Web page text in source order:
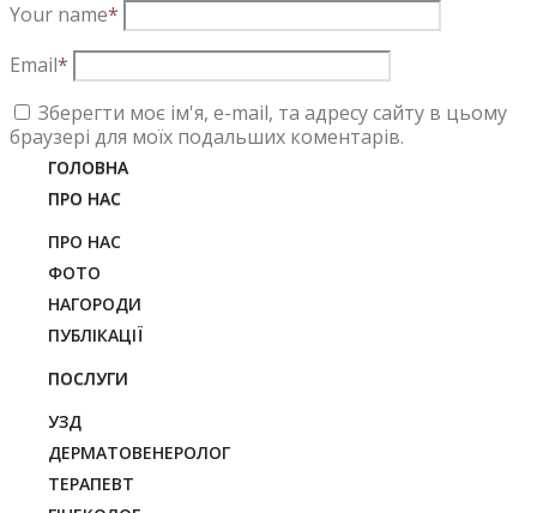
ГОЛОВНА
ПРО НАС
ПРО НАС
ФОТО
НАГОРОДИ
ПУБЛІКАЦІЇ
ПОСЛУГИ
УЗД
ДЕРМАТОВЕНЕРОЛОГ
ТЕРАПЕВТ
Your name*
Email*
Зберегти моє ім'я, e-mail, та адресу сайту в цьому
браузері для моїх подальших коментарів.
Комментарий
(Рокосовського), 2, прим.10.
frolov1@ukr.net
(067) 122-88-48;
75-99; (0564) 92-00-20;